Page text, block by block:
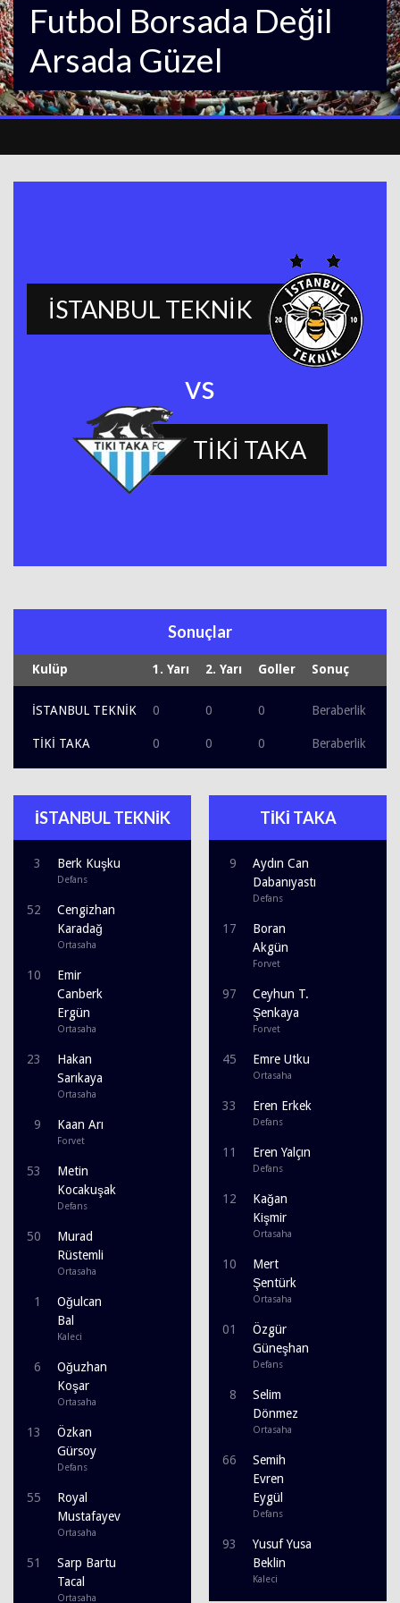
Futbol Borsada Değil
Arsada Güzel
İSTANBUL TEKNİK
vs
TİKİ TAKA
Sonuçlar
Kulüp 1. Yarı 2. Yarı Goller Sonuç
İSTANBUL TEKNİK 0 0 0 Beraberlik
TİKİ TAKA 0 0 0 Beraberlik
İSTANBUL TEKNİK
3 Berk Kuşku
Defans
52
Cengizhan
Karadağ
Ortasaha
10
Emir
Canberk
Ergün
Ortasaha
23
Hakan
Sarıkaya
Ortasaha
9 Kaan Arı
Forvet
53
Metin
Kocakuşak
Defans
50
Murad
Rüstemli
Ortasaha
1
Oğulcan
Bal
Kaleci
6
Oğuzhan
Koşar
Ortasaha
13
Özkan
Gürsoy
Defans
55
Royal
Mustafayev
Ortasaha
51
Sarp Bartu
Tacal
Ortasaha
TİKİ TAKA
9
Aydın Can
Dabanıyastı
Defans
17
Boran
Akgün
Forvet
97
Ceyhun T.
Şenkaya
Forvet
45 Emre Utku
Ortasaha
33 Eren Erkek
Defans
11 Eren Yalçın
Defans
12
Kağan
Kişmir
Ortasaha
10
Mert
Şentürk
Ortasaha
01
Özgür
Güneşhan
Defans
8
Selim
Dönmez
Ortasaha
66
Semih
Evren
Eygül
Defans
93
Yusuf Yusa
Beklin
Kaleci